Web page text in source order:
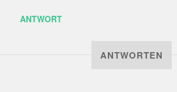
ANTWORT
ANTWORTEN